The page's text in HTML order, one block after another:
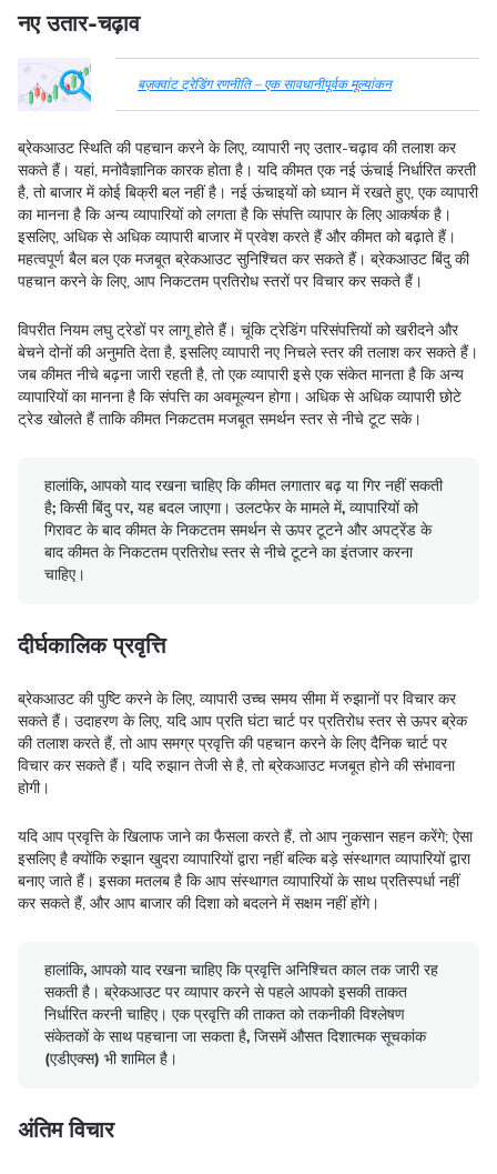
नए उतार-चढ़ाव
बज़क्वांट ट्रेडिंग रणनीति – एक सावधानीपूर्वक मूल्यांकन
ब्रेकआउट स्थिति की पहचान करने के लिए, व्यापारी नए उतार-चढ़ाव की तलाश कर
सकते हैं। यहां, मनोवैज्ञानिक कारक होता है। यदि कीमत एक नई ऊंचाई निर्धारित करती
है, तो बाजार में कोई बिक्री बल नहीं है। नई ऊंचाइयों को ध्यान में रखते हुए, एक व्यापारी
का मानना है कि अन्य व्यापारियों को लगता है कि संपत्ति व्यापार के लिए आकर्षक है।
इसलिए, अधिक से अधिक व्यापारी बाजार में प्रवेश करते हैं और कीमत को बढ़ाते हैं।
महत्वपूर्ण बैल बल एक मजबूत ब्रेकआउट सुनिश्चित कर सकते हैं। ब्रेकआउट बिंदु की
पहचान करने के लिए, आप निकटतम प्रतिरोध स्तरों पर विचार कर सकते हैं।
विपरीत नियम लघु ट्रेडों पर लागू होते हैं। चूंकि ट्रेडिंग परिसंपत्तियों को खरीदने और
बेचने दोनों की अनुमति देता है, इसलिए व्यापारी नए निचले स्तर की तलाश कर सकते हैं।
जब कीमत नीचे बढ़ना जारी रहती है, तो एक व्यापारी इसे एक संकेत मानता है कि अन्य
व्यापारियों का मानना है कि संपत्ति का अवमूल्यन होगा। अधिक से अधिक व्यापारी छोटे
ट्रेड खोलते हैं ताकि कीमत निकटतम मजबूत समर्थन स्तर से नीचे टूट सके।
हालांकि, आपको याद रखना चाहिए कि कीमत लगातार बढ़ या गिर नहीं सकती
है; किसी बिंदु पर, यह बदल जाएगा। उलटफेर के मामले में, व्यापारियों को
गिरावट के बाद कीमत के निकटतम समर्थन से ऊपर टूटने और अपट्रेंड के
बाद कीमत के निकटतम प्रतिरोध स्तर से नीचे टूटने का इंतजार करना
चाहिए।
दीर्घकालिक प्रवृत्ति
ब्रेकआउट की पुष्टि करने के लिए, व्यापारी उच्च समय सीमा में रुझानों पर विचार कर
सकते हैं। उदाहरण के लिए, यदि आप प्रति घंटा चार्ट पर प्रतिरोध स्तर से ऊपर ब्रेक
की तलाश करते हैं, तो आप समग्र प्रवृत्ति की पहचान करने के लिए दैनिक चार्ट पर
विचार कर सकते हैं। यदि रुझान तेजी से है, तो ब्रेकआउट मजबूत होने की संभावना
होगी।
यदि आप प्रवृत्ति के खिलाफ जाने का फैसला करते हैं, तो आप नुकसान सहन करेंगे; ऐसा
इसलिए है क्योंकि रुझान खुदरा व्यापारियों द्वारा नहीं बल्कि बड़े संस्थागत व्यापारियों द्वारा
बनाए जाते हैं। इसका मतलब है कि आप संस्थागत व्यापारियों के साथ प्रतिस्पर्धा नहीं
कर सकते हैं, और आप बाजार की दिशा को बदलने में सक्षम नहीं होंगे।
हालांकि, आपको याद रखना चाहिए कि प्रवृत्ति अनिश्चित काल तक जारी रह
सकती है। ब्रेकआउट पर व्यापार करने से पहले आपको इसकी ताकत
निर्धारित करनी चाहिए। एक प्रवृत्ति की ताकत को तकनीकी विश्लेषण
संकेतकों के साथ पहचाना जा सकता है, जिसमें औसत दिशात्मक सूचकांक
(एडीएक्स) भी शामिल है।
अंतिम विचार